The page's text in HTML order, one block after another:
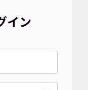
イン